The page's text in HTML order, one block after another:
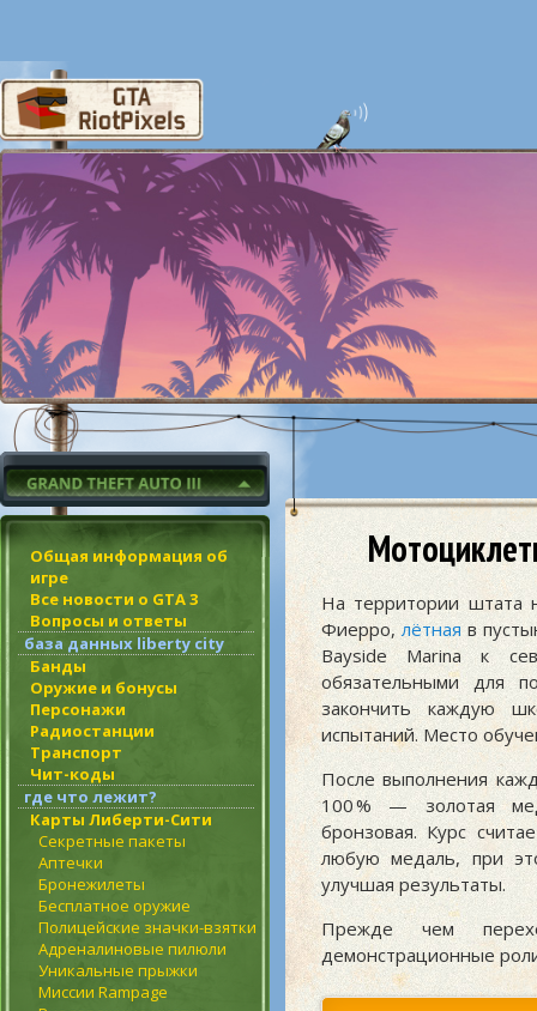
Общая информация об
игре
Все новости о GTA 3
Вопросы и ответы
база данных liberty city
Банды
Оружие и бонусы
Персонажи
Радиостанции
Транспорт
Чит-коды
где что лежит?
Карты Либерти-Сити
Секретные пакеты
Аптечки
Бронежилеты
Бесплатное оружие
Полицейские значки-взятки
Адреналиновые пилюли
Уникальные прыжки
Миссии Rampage
На территории штата
Фиерро,лётная в
Bayside Marina к
обязательными для
закончить каждую
испытаний. Место
После выполнения
100 % — золотая
бронзовая. Курс
любую медаль, при
улучшая результаты.
Прежде чем
демонстрационные